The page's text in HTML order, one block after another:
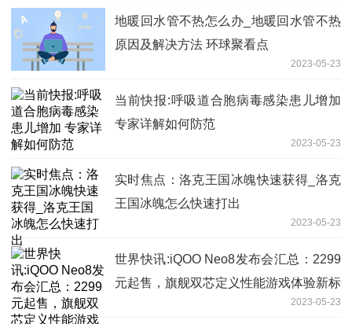
地暖回水管不热怎么办_地暖回水管不热
原因及解决方法 环球聚看点
2023-05-23
当前快报:呼吸道合胞病毒感染患儿增加
专家详解如何防范
2023-05-23
实时焦点：洛克王国冰魄快速获得_洛克
王国冰魄怎么快速打出
2023-05-23
世界快讯:iQOO Neo8发布会汇总：2299
元起售，旗舰双芯定义性能游戏体验新标
2023-05-23